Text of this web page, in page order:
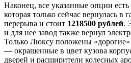
Наконец, все указанные опции
которая только сейчас вернулась в
перерыва и стоит 1218500 рублей.
и для нее завод также вернул
Только Люксу положены
— окрашенные в цвет кузова
дверей и расширители колесных